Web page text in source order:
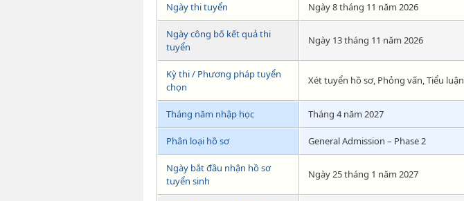
Ngày thi tuyển Ngày 8 tháng 11 năm 2026
Ngày công bố kết quả thi
tuyển
Ngày 13 tháng 11 năm 2026
Kỳ thi / Phương pháp tuyển
chọn
Xét tuyển hồ sơ, Phỏng vấn, Tiểu luận
Tháng năm nhập học Tháng 4 năm 2027
Phân loại hồ sơ General Admission – Phase 2
Ngày bắt đầu nhận hồ sơ
tuyển sinh
Ngày 25 tháng 1 năm 2027